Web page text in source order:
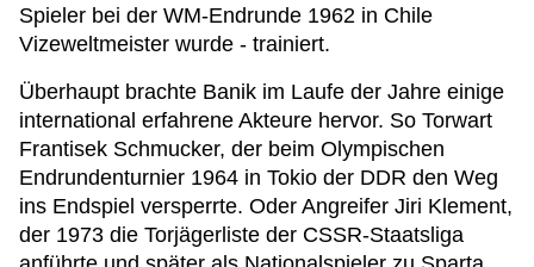
Spieler bei der WM-Endrunde 1962 in Chile
Vizeweltmeister wurde - trainiert.
Überhaupt brachte Banik im Laufe der Jahre einige
international erfahrene Akteure hervor. So Torwart
Frantisek Schmucker, der beim Olympischen
Endrundenturnier 1964 in Tokio der DDR den Weg
ins Endspiel versperrte. Oder Angreifer Jiri Klement,
der 1973 die Torjägerliste der CSSR-Staatsliga